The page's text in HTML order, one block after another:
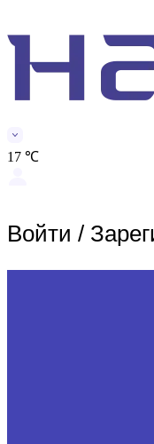
17 ℃
Войти /